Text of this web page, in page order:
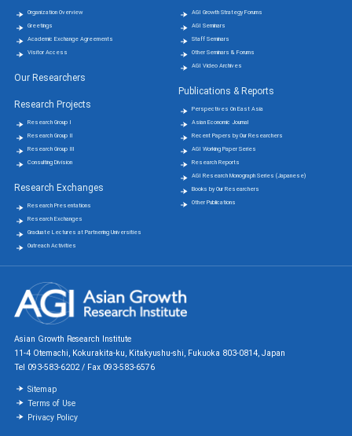
Organization Overview
Greetings
Academic Exchange Agreements
Visitor Access
Our Researchers
Research Projects
Research Group Ⅰ
Research Group Ⅱ
Research Group Ⅲ
Consulting Division
Research Exchanges
Research Presentations
Research Exchanges
Graduate Lectures at Partnering Universities
Outreach Activities
AGI Growth Strategy Forums
AGI Seminars
Staff Seminars
Other Seminars & Forums
AGI Video Archives
Publications & Reports
Perspectives On East Asia
Asian Economic Journal
Recent Papers by Our Researchers
AGI Working Paper Series
Research Reports
AGI Research Monograph Series (Japanese)
Books by Our Researchers
Other Publications
Asian Growth Research Institute
11-4 Otemachi, Kokurakita-ku, Kitakyushu-shi, Fukuoka 803-0814, Japan
Tel 093-583-6202 / Fax 093-583-6576
Sitemap
Terms of Use
Privacy Policy